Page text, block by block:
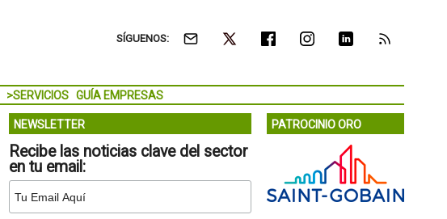
SÍGUENOS:
>SERVICIOS GUÍA EMPRESAS
NEWSLETTER
Recibe las noticias clave del sector
en tu email:
PATROCINIO ORO